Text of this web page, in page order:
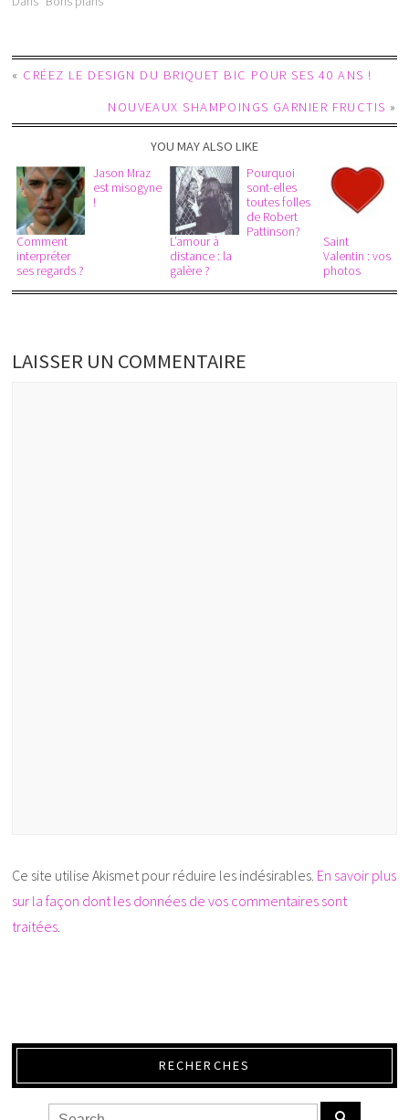
« CRÉEZ LE DESIGN DU BRIQUET BIC POUR SES 40 ANS !
NOUVEAUX SHAMPOINGS GARNIER FRUCTIS »
YOU MAY ALSO LIKE
Comment
interpréter
ses regards ?
Jason Mraz
est misogyne
!
L’amour à
distance : la
galère ?
Pourquoi
sont-elles
toutes folles
de Robert
Pattinson?
Saint
Valentin : vos
photos
LAISSER UN COMMENTAIRE
Ce site utilise Akismet pour réduire les indésirables. En savoir plus
sur la façon dont les données de vos commentaires sont
traitées.
RECHERCHES